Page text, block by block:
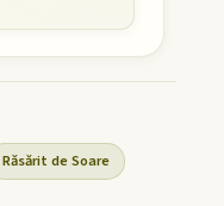
Răsărit de Soare